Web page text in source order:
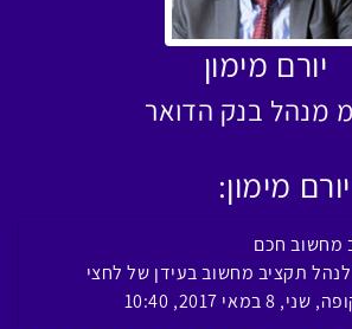
יורם מימון
מנהל בנק הדואר
מימון:
מחשוב חכם
תקציב מחשוב בעידן של לחצי
2017, 10:40